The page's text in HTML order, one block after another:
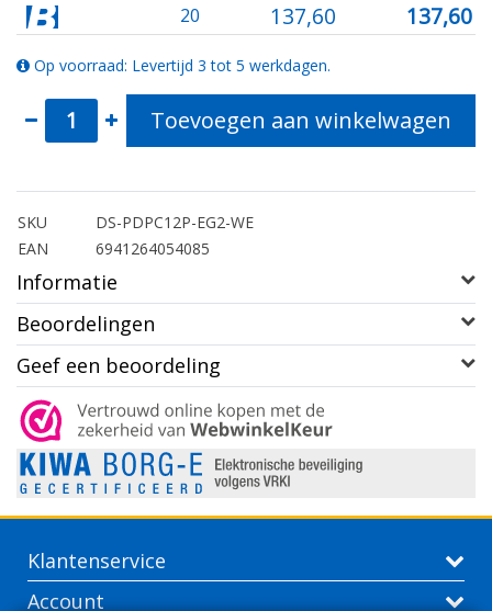
20 137,60 137,60
Op voorraad: Levertijd 3 tot 5 werkdagen.
Toevoegen aan winkelwagen
SKU
DS-PDPC12P-EG2-WE
EAN
6941264054085
Informatie
Beoordelingen
Geef een beoordeling
Klantenservice
Account